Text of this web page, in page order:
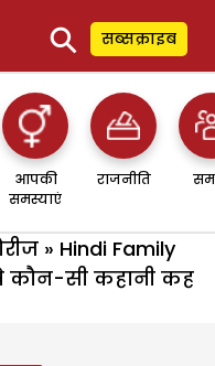
⚲ सब्सक्राइब
आपकी
समस्याएं
राजनीति
» Hindi Family
कौन-सी कहानी कह